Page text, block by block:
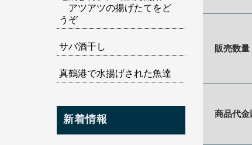
販売数量
商品代
アツアツの揚げたてをど
うぞ
サバ酒干し
真鶴港で水揚げされた魚達
新着情報